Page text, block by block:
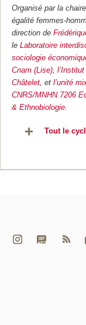
Organisé par la
égalité femmes-
direction de
leLaboratoire
sociologie
Cnam (Lise) ,
Châtelet, etl’unité
CNRS/MNHN 7206
& Ethnobiologie.
Tout le